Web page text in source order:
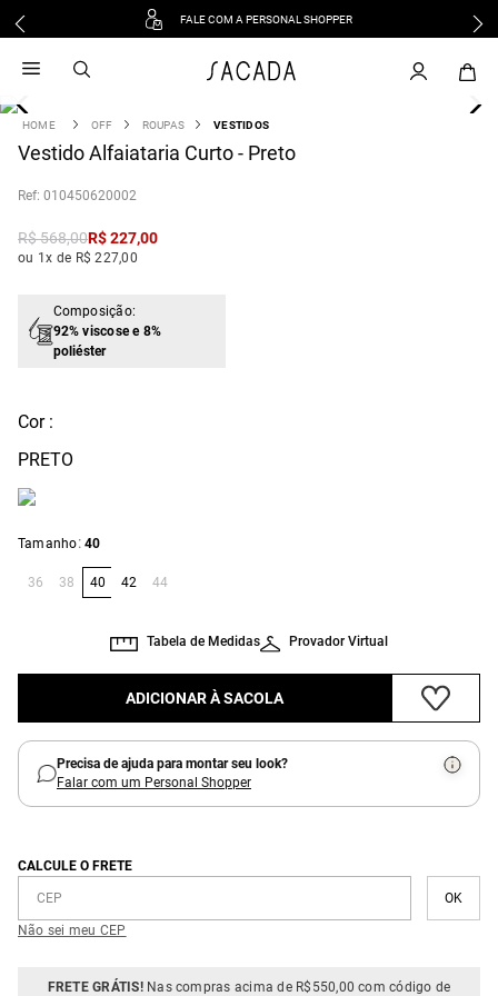
FALE COM A PERSONAL SHOPPER
OFF ROUPAS VESTIDOS
Vestido Alfaiataria Curto - Preto
: 010450620002
R$568,00R$227,00
ou 1x de R$ 227,00
Composição:
92% viscose e 8%
poliéster
Cor :
PRETO
Tamanho: 40
36 38 40 42 44
Provador Virtual
Tabela de Medidas
ADICIONAR À SACOLA
Precisa de ajuda para montar seu look?
Falar com um Personal Shopper
CALCULE O FRETE
Não sei meu CEP
FRETE GRÁTIS!Nas compras acima de R$550,00 com código de
vestido
3 º blusa
º tricot
º macacão
jeans
º camisa